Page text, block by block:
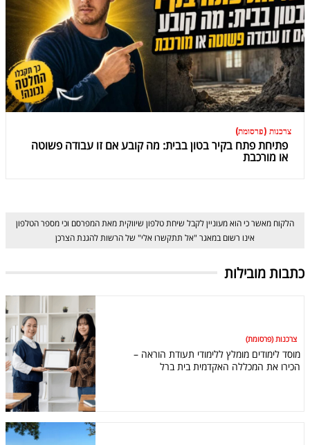
צרכנות (פרסומת)
פתיחת פתח בקיר בטון בבית: מה קובע אם זו עבודה פשוטה
או מורכבת
הלקוח מאשר כי הוא מעוניין לקבל שיחת טלפון שיווקית מאת המפרסם וכי מספר הטלפון
אינו רשום במאגר "אל תתקשרו אלי" של הרשות להגנת הצרכן
כתבות מובילות
צרכנות (פרסומת)
מוסד לימודים מומלץ ללימודי תעודת הוראה –
הכירו את המכללה האקדמית בית ברל